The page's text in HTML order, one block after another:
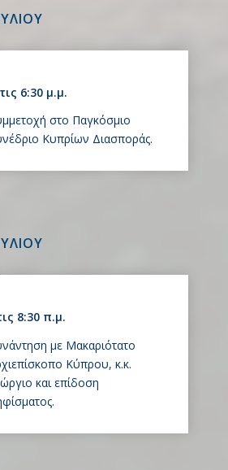
6:30 μ.μ.
στο Παγκόσμιο
Κυπρίων Διασποράς.
8:30 π.μ.
με Μακαριότατο
Κύπρου, κ.κ.
και επίδοση